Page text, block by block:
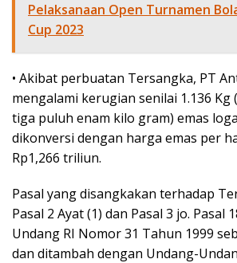
Pelaksanaan Open Turnamen
Cup 2023
• Akibat perbuatan Tersangka, PT
mengalami kerugian senilai 1.136 Kg
tiga puluh enam kilo gram) emas
dikonversi dengan harga emas per
Rp1,266 triliun.
Pasal yang disangkakan terhadap
Pasal 2 Ayat (1) dan Pasal 3 jo. Pasal
Undang RI Nomor 31 Tahun 1999
dan ditambah dengan Undang-